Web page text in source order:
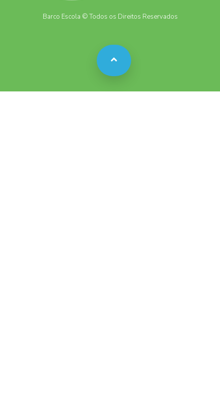
Barco Escola © Todos os Direitos Reservados